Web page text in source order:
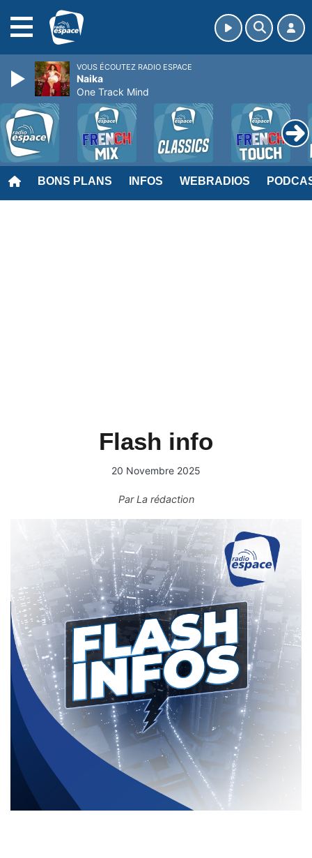
BONS PLANS INFOS WEBRADIOS
Flash info
20 Novembre 2025
ParLa rédaction
VOUS ÉCOUTEZ RADIO ESPACE
Naika
One Track Mind